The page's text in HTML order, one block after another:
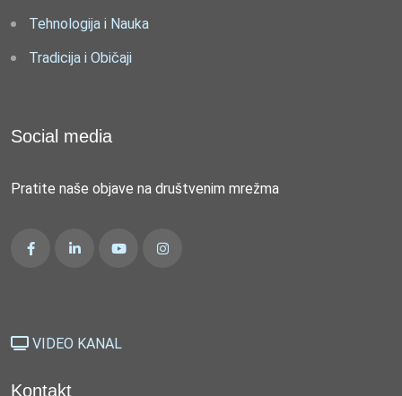
Tehnologija i Nauka
Tradicija i Običaji
Social media
Pratite naše objave na društvenim mrežma
VIDEO KANAL
Kontakt